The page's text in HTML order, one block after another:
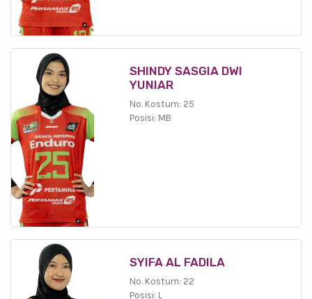
SHINDY SASGIA DWI
YUNIAR
No. Kostum: 25
Posisi: MB
SYIFA AL FADILA
No. Kostum: 22
Posisi: L